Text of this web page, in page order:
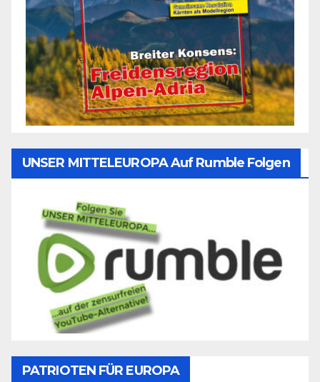
UNSER MITTELEUROPA Auf Rumble Folgen
PATRIOTEN FÜR EUROPA